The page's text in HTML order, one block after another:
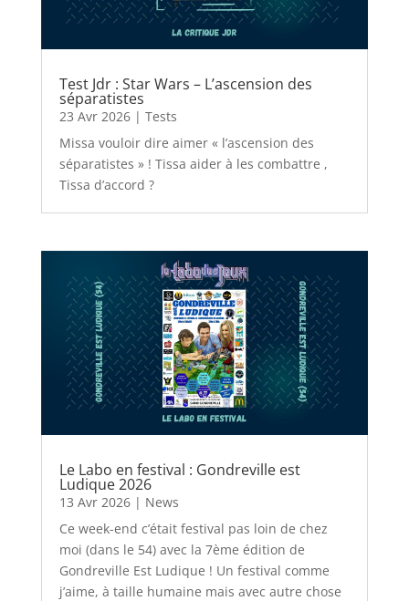
Test Jdr : Star Wars – L’ascension des
séparatistes
23 Avr 2026| Tests
Missa vouloir dire aimer « l’ascension des
séparatistes » ! Tissa aider à les combattre ,
Tissa d’accord ?
Le Labo en festival : Gondreville est
Ludique 2026
13 Avr 2026| News
Ce week-end c’était festival pas loin de chez
moi (dans le 54) avec la 7ème édition de
Gondreville Est Ludique ! Un festival comme
j’aime, à taille humaine mais avec autre chose